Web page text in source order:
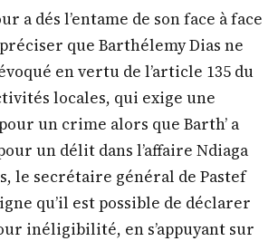
a dés l’entame de son face à face
que Barthélemy Dias ne
en vertu de l’article 135 du
locales, qui exige une
un crime alors que Barth’ a
un délit dans l’affaire Ndiaga
le secrétaire général de Pastef
qu’il est possible de déclarer
inéligibilité, en s’appuyant sur